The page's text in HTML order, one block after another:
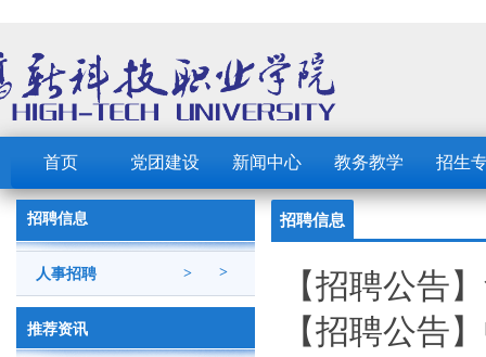
首页 党团建设 新闻中心 教务教学 招生
招聘信息
>
>
人事招聘
推荐资讯
招聘信息
【招聘公告
【招聘公告